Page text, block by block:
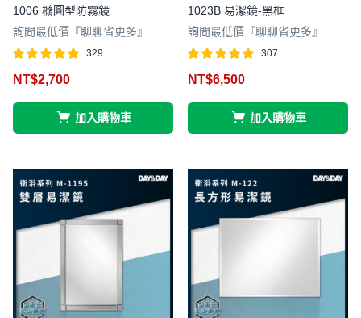
1006 橢圓型防霧鏡
詢問最低價『聊聊省更多』
4.98
329
NT$2,700
加入購物車
1023B 易潔鏡-黑框
詢問最低價『聊聊省更多』
5.00
307
NT$6,500
加入購物車